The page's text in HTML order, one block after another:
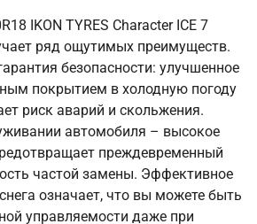
IKON TYRES Character ICE 7
ряд ощутимых преимуществ.
безопасности: улучшенное
покрытием в холодную погоду
риск аварий и скольжения.
автомобиля – высокое
преждевременный
частой замены. Эффективное
означает, что вы можете быть
управляемости даже при